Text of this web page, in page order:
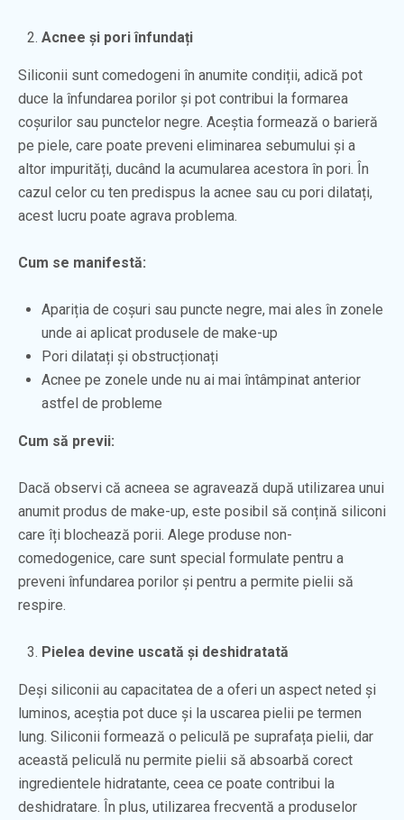
Acnee și pori înfundați
Siliconii sunt comedogeni în anumite condiții, adică pot
duce la înfundarea porilor și pot contribui la formarea
coșurilor sau punctelor negre. Aceștia formează o barieră
pe piele, care poate preveni eliminarea sebumului și a
altor impurități, ducând la acumularea acestora în pori. În
cazul celor cu ten predispus la acnee sau cu pori dilatați,
acest lucru poate agrava problema.
Cum se manifestă:
Apariția de coșuri sau puncte negre, mai ales în zonele
unde ai aplicat produsele de make-up
Pori dilatați și obstrucționați
Acnee pe zonele unde nu ai mai întâmpinat anterior
astfel de probleme
Cum să previi:
Dacă observi că acneea se agravează după utilizarea unui
anumit produs de make-up, este posibil să conțină siliconi
care îți blochează porii. Alege produse non-
comedogenice, care sunt special formulate pentru a
preveni înfundarea porilor și pentru a permite pielii să
respire.
Pielea devine uscată și deshidratată
Deși siliconii au capacitatea de a oferi un aspect neted și
luminos, aceștia pot duce și la uscarea pielii pe termen
lung. Siliconii formează o peliculă pe suprafața pielii, dar
această peliculă nu permite pielii să absoarbă corect
ingredientele hidratante, ceea ce poate contribui la
deshidratare. În plus, utilizarea frecventă a produselor